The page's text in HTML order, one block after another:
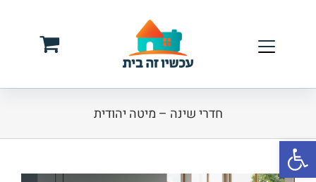
פתח סרגל נגישות
חדרי שינה – מיטה יהודית